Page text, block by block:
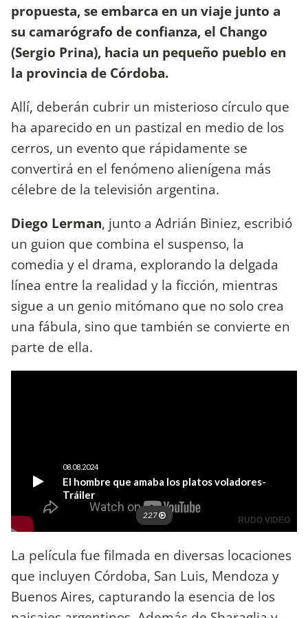
propuesta, se embarca en un viaje junto a
su camarógrafo de confianza, el Chango
(Sergio Prina), hacia un pequeño pueblo en
la provincia de Córdoba.
Allí, deberán cubrir un misterioso círculo que
ha aparecido en un pastizal en medio de los
cerros, un evento que rápidamente se
convertirá en el fenómeno alienígena más
célebre de la televisión argentina.
Diego Lerman, junto a Adrián Biniez, escribió
un guion que combina el suspenso, la
comedia y el drama, explorando la delgada
línea entre la realidad y la ficción, mientras
sigue a un genio mitómano que no solo crea
una fábula, sino que también se convierte en
parte de ella.
La película fue filmada en diversas locaciones
que incluyen Córdoba, San Luis, Mendoza y
Buenos Aires, capturando la esencia de los